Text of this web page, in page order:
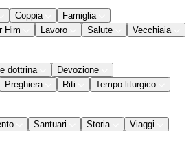
Coppia
Famiglia
Him
Lavoro Salute
Vecchiaia
dottrina
Devozione
Preghiera Riti
Tempo liturgico
Santuari Storia Viaggi